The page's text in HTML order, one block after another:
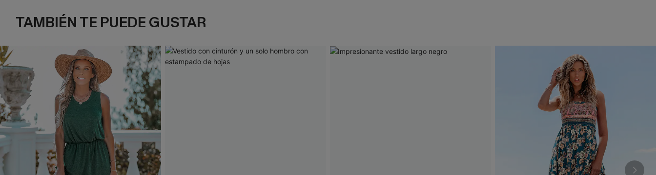
TAMBIÉN TE PUEDE GUSTAR